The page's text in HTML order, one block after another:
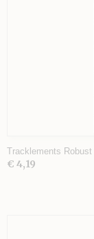
Tracklements
€ 4,19